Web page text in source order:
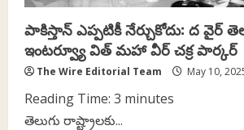
పాకిస్తాన్‌ ఎప్ప‌టికీ నేర్చుకోదు: ద వైర్
ఇంట‌ర్వ్యూ విత్ మహా వీర్ చక్ర పార్క‌ర్
The Wire Editorial Team May 10,
Reading Time: 3 minutes
తెలుగు రాష్ట్రాలకు...